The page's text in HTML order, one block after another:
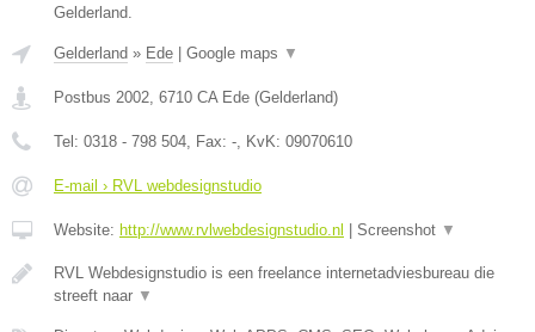
Gelderland.
Gelderland » Ede Google maps ▼
Postbus 2002 6710 CA Ede (Gelderland)
Tel: 0318 - 798 504 , Fax: - , KvK: 09070610
E-mail › RVL webdesignstudio
Website: http://www.rvlwebdesignstudio.nl Screenshot ▼
RVL Webdesignstudio is een freelance internetadviesbureau die
streeft naar ▼